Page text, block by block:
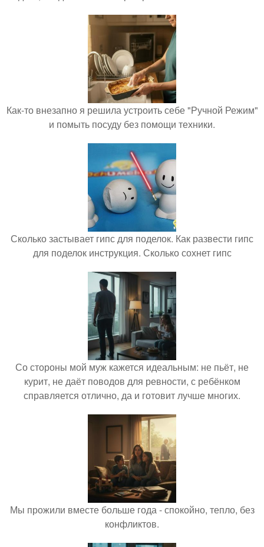
Как-то внезапно я решила устроить себе "Ручной Режим"
и помыть посуду без помощи техники.
Сколько застывает гипс для поделок. Как развести гипс
для поделок инструкция. Сколько сохнет гипс
Со стороны мой муж кажется идеальным: не пьёт, не
курит, не даёт поводов для ревности, с ребёнком
справляется отлично, да и готовит лучше многих.
Мы прожили вместе больше года - спокойно, тепло, без
конфликтов.